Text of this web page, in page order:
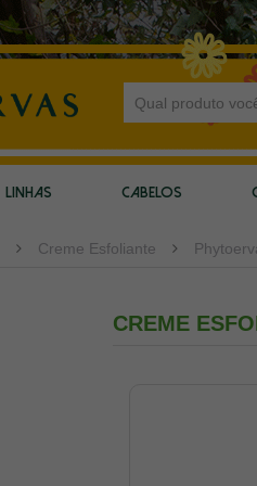
LINHAS CABELOS
Creme Esfoliante
CREME